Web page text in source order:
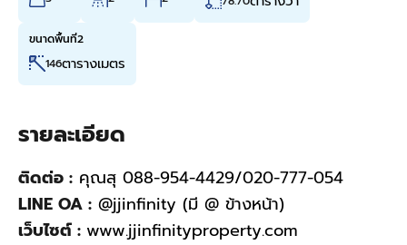
ขนาดพื้นที่2
146ตารางเมตร
รายละเอียด
ติดต่อ : คุณสุ 088-954-4429/020-777-054
LINE OA : @jjinfinity (มี @ ข้างหน้า)
เว็บไซต์ : www.jjinfinityproperty.com